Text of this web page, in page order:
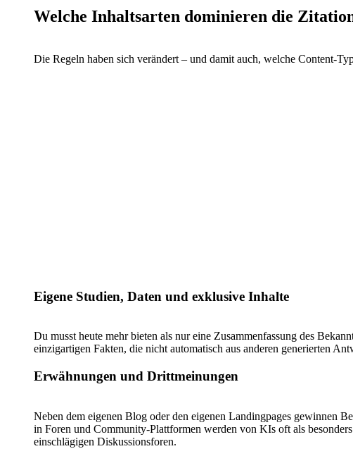
Welche Inhaltsarten dominieren die
Die Regeln haben sich verändert – und damit auch, welche Content-
Eigene Studien, Daten und exklusive Inhalte
Du musst heute mehr bieten als nur eine Zusammenfassung des
einzigartigen Fakten, die nicht automatisch aus anderen generierten
Erwähnungen und Drittmeinungen
Neben dem eigenen Blog oder den eigenen Landingpages gewinnen
in Foren und Community-Plattformen werden von KIs oft als
einschlägigen Diskussionsforen.